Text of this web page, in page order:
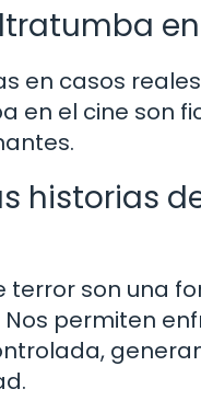
en casos
el cine son
historias
son una
permiten